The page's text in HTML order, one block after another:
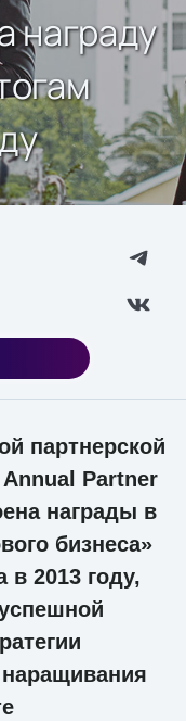
награду
партнерской
Partner
награды в
бизнеса»
в 2013 году,